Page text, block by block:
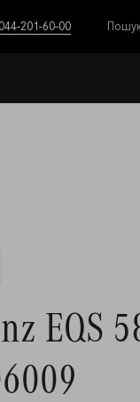
201-60-00
EQS